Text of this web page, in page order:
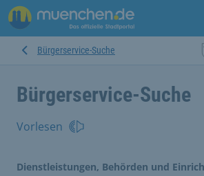
Bürgerservice-Suche
Bürgerservice-Suche
Vorlesen
Dienstleistungen, Behörden und